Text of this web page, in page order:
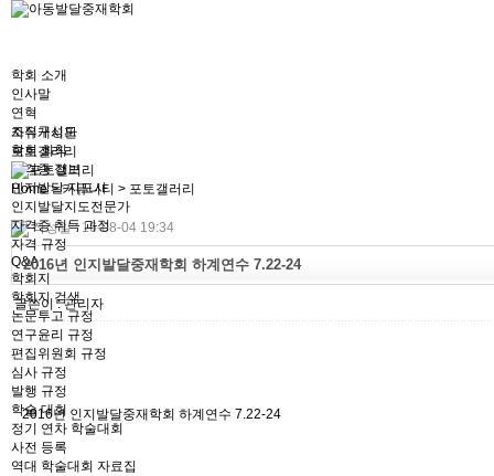
학회 소개
인사말
연혁
조직구성도
학회 회칙
자격증 정보
인지발달 지도사
인지발달지도전문가
자격증 취득 과정
자격 규정
Q&A
학회지
학회지 검색
논문투고 규정
연구윤리 규정
편집위원회 규정
심사 규정
발행 규정
학술 대회
정기 연차 학술대회
사전 등록
역대 학술대회 자료집
자유게시판
포토갤러리
Home > 커뮤니티 > 포토갤러리
작성일 : 16-08-04 19:34
2016년 인지발달중재학회 하계연수 7.22-24
글쓴이 :관리자
2016년 인지발달중재학회 하계연수 7.22-24